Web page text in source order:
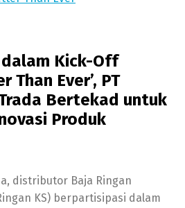
Kick-Off
Than Ever’, PT
Bertekad untuk
Produk
distributor Baja Ringan
KS) berpartisipasi dalam